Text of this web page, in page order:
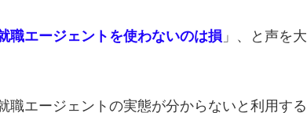
職エージェントを使わないのは損 」、と声を大
職エージェントの実態が分からないと利用する